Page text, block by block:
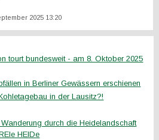
2025 13:20
tourt bundesweit - am 8. Oktober 2025
in Berliner Gewässern erschienen
in der Lausitz?!
durch die Heidelandschaft
HEIDe